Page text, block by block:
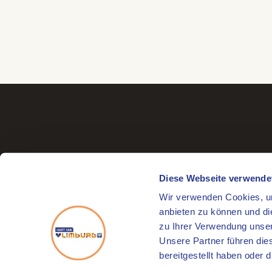
Diese Webseite
Wir verwenden Cookies,
anbieten zu können und
zu Ihrer Verwendung
Unsere Partner führen
bereitgestellt haben oder
Markt 17
6041 EL Roermond